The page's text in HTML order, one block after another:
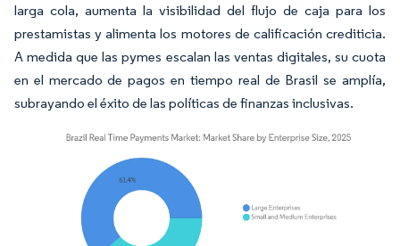
larga cola, aumenta la visibilidad del flujo de caja para los
prestamistas y alimenta los motores de calificación crediticia.
A medida que las pymes escalan las ventas digitales, su cuota
en el mercado de pagos en tiempo real de Brasil se amplía,
subrayando el éxito de las políticas de finanzas inclusivas.